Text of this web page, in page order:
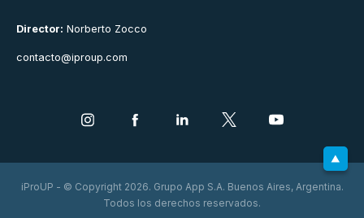
Director: Norberto Zocco
contacto@iproup.com
iProUP - © Copyright 2026. Grupo App S.A. Buenos Aires, Argentina.
Todos los derechos reservados.